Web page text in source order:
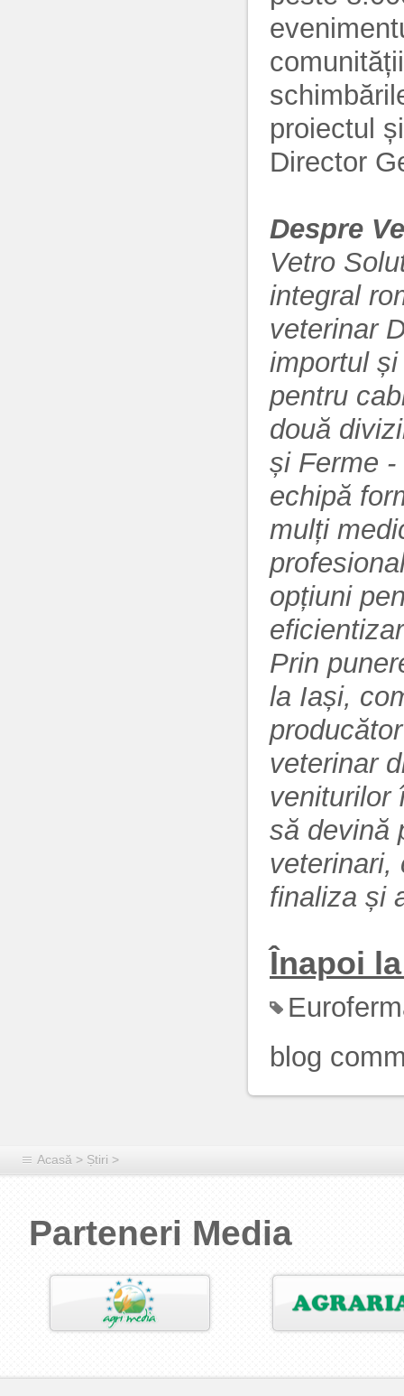
proiectul
Director
Despre
Vetro
integral
veterinar
importul
pentru
două
și Ferme -
echipă
mulți
opțiuni
Prin
la Iași,
veterinar
veniturilor
să devină
veterinari,
finaliza și
Înapoi
blog
Acasă > Știri >
Parteneri Media